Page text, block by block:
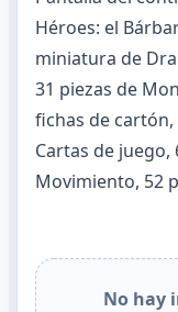
Héroes: el
miniatura de
31 piezas de
fichas de
Cartas de juego,
Movimiento, 52
No hay